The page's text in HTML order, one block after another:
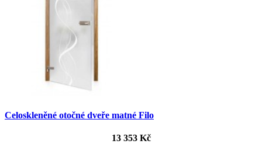
Celoskleněné otočné dveře matné Filo
13 353 Kč